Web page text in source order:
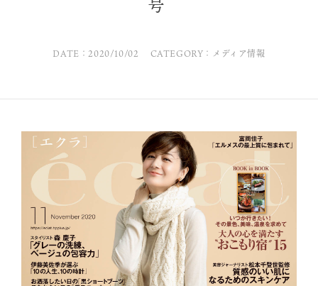
DATE：2020/10/02 CATEGORY：メディア情報